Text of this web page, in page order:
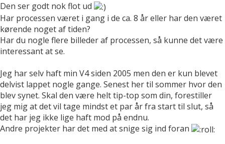
Den ser godt nok flot ud
Har processen været i gang i de ca. 8 år eller har den været
kørende noget af tiden?
Har du nogle flere billeder af processen, så kunne det være
interessant at se.
Jeg har selv haft min V4 siden 2005 men den er kun blevet
delvist lappet nogle gange. Senest her til sommer hvor den
blev synet. Skal den være helt tip-top som din, forestiller
jeg mig at det vil tage mindst et par år fra start til slut, så
det har jeg ikke lige haft mod på endnu.
Andre projekter har det med at snige sig ind foran